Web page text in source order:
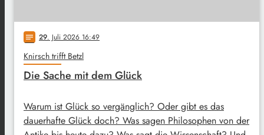
notes 29. Juli 2026 16:49
Knirsch trifft Betzl
Die Sache mit dem Glück
Warum ist Glück so vergänglich? Oder gibt es das
dauerhafte Glück doch? Was sagen Philosophen von der